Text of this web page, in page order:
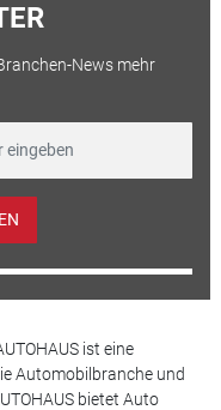
News mehr
ist eine
Automobilbranche und
bietet Auto